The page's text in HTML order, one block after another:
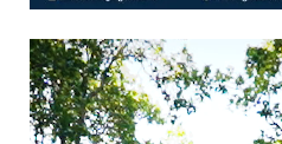
Video
Player